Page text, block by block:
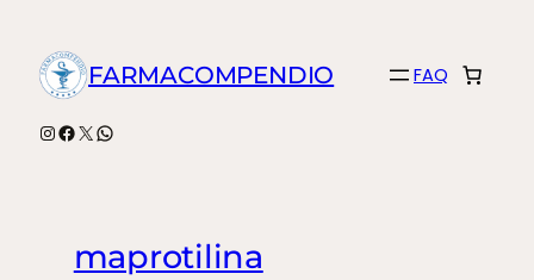
contenidoFARMACOMPENDIO FAQ
Instagram
Facebook
X WhatsApp
maprotilina